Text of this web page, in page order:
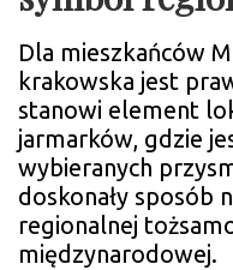
Dla mieszkańców
krakowska jest
stanowi element
jarmarków, gdzie
wybieranych
doskonały sposób
regionalnej
międzynarodowej.